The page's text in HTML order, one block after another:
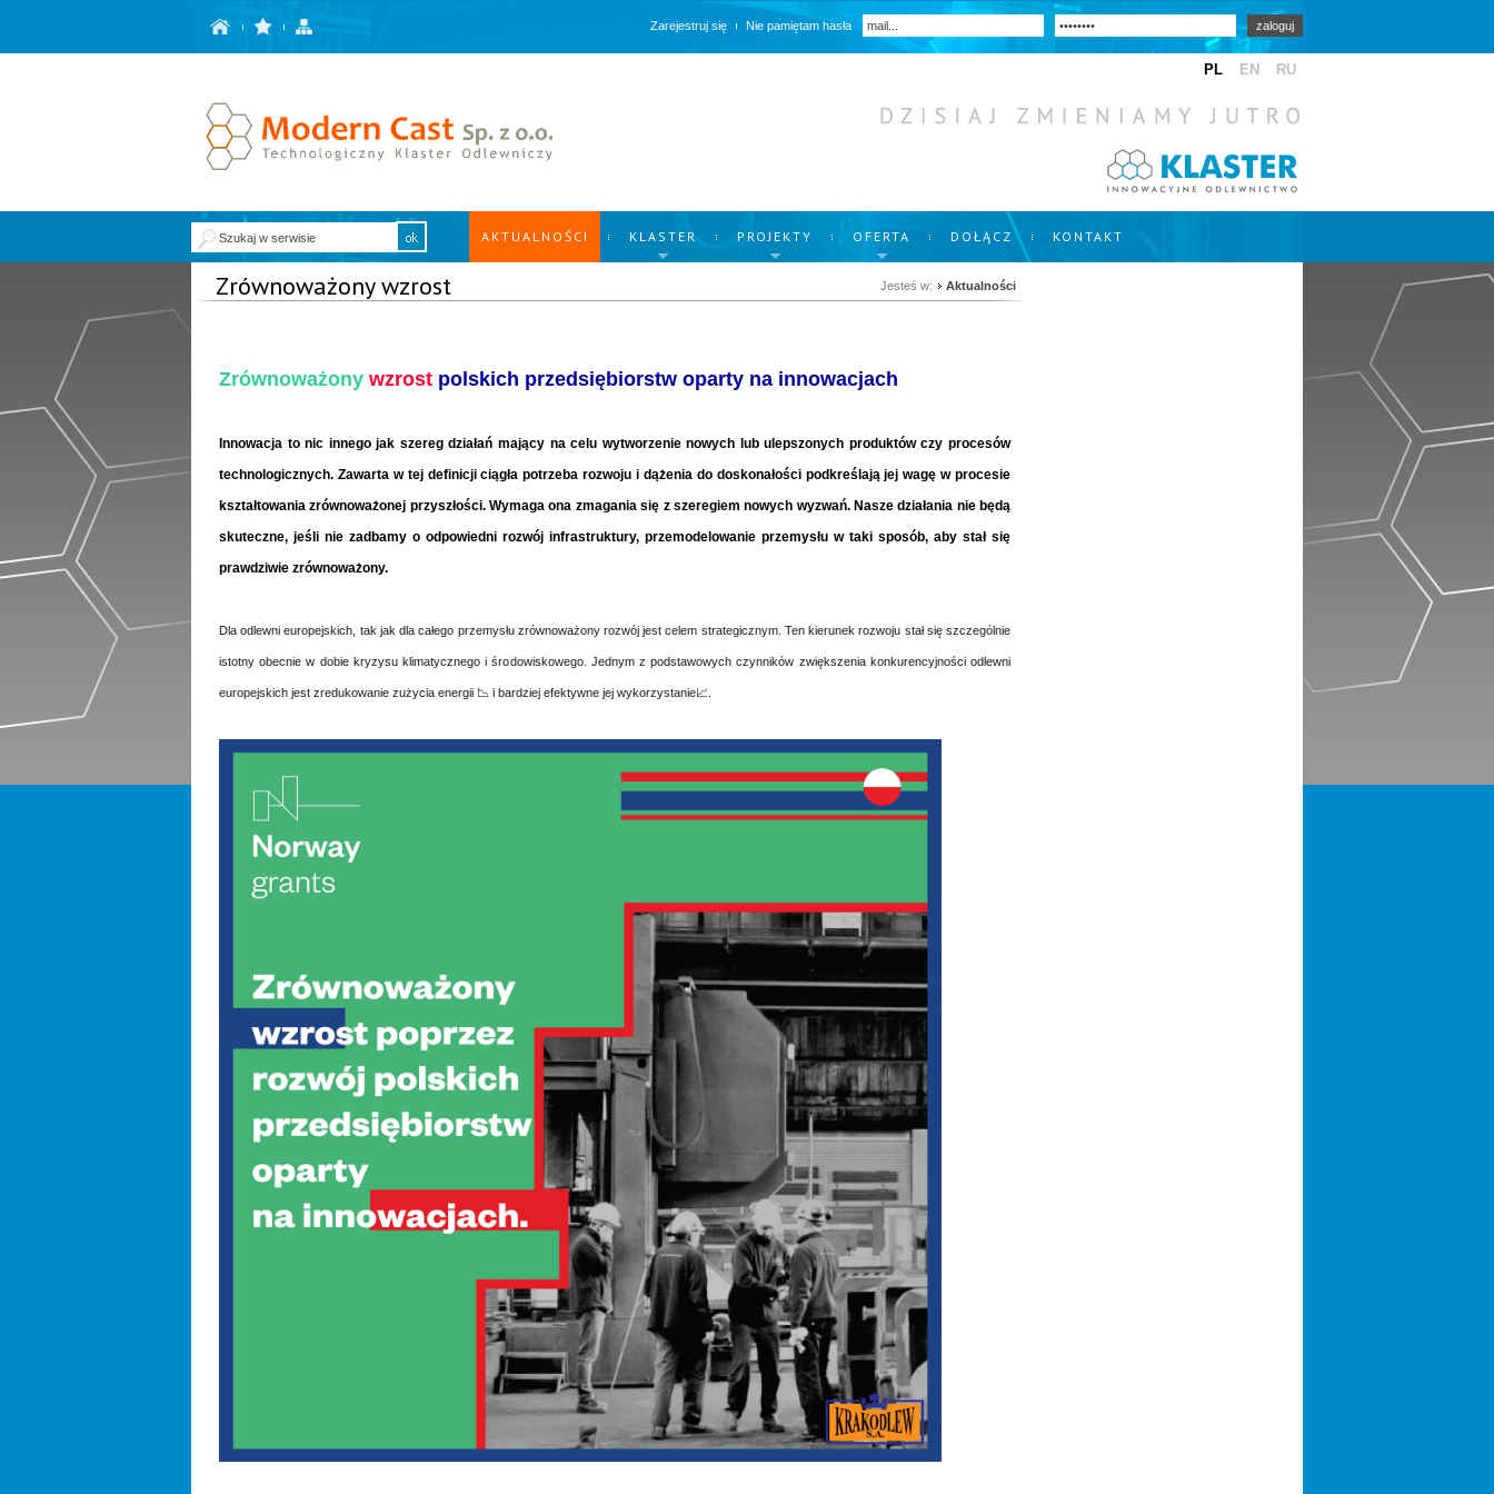
Zarejestruj się Nie pamiętam hasła
AKTUALNOŚCI KLASTER PROJEKTY OFERTA DOŁĄCZ KONTAKT
Zrównoważony wzrost Jesteś w: Aktualności
Zrównoważony wzrost polskich przedsiębiorstw oparty na innowacjach
Innowacja to nic innego jak szereg działań mający na celu wytworzenie nowych lub ulepszonych produktów czy procesów
technologicznych. Zawarta w tej definicji ciągła potrzeba rozwoju i dążenia do doskonałości podkreślają jej wagę w procesie
kształtowania zrównoważonej przyszłości. Wymaga ona zmagania się z szeregiem nowych wyzwań. Nasze działania nie będą
skuteczne, jeśli nie zadbamy o odpowiedni rozwój infrastruktury, przemodelowanie przemysłu w taki sposób, aby stał się
prawdziwie zrównoważony.
Dla odlewni europejskich, tak jak dla całego przemysłu zrównoważony rozwój jest celem strategicznym. Ten kierunek rozwoju stał się szczególnie
istotny obecnie w dobie kryzysu klimatycznego i środowiskowego. Jednym z podstawowych czynników zwiększenia konkurencyjności odlewni
europejskich jest zredukowanie zużycia energii 📉 i bardziej efektywne jej wykorzystanie📈.